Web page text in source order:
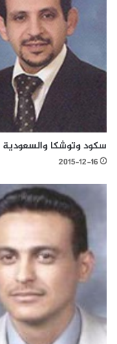
سكود وتوشكا
2015-12-16